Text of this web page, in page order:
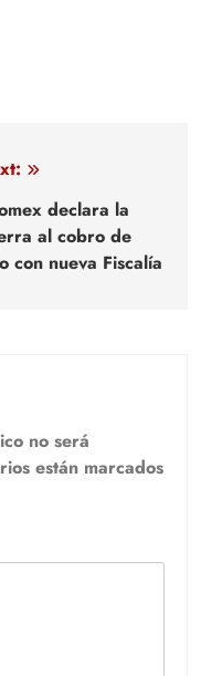
declara la
al cobro de
con nueva Fiscalía
no será
están marcados